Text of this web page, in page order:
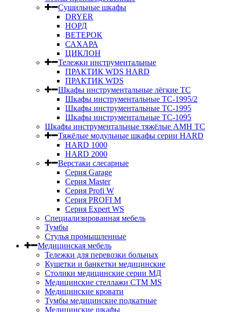
Сушильные шкафы
DRYER
НОРД
ВЕТЕРОК
САХАРА
ЦИКЛОН
Тележки инструментальные
ПРАКТИК WDS HARD
ПРАКТИК WDS
Шкафы инструментальные лёгкие ТС
Шкафы инструментальные ТС-1995/2
Шкафы инструментальные TC-1995
Шкафы инструментальные TC-1095
Шкафы инструментальные тяжёлые AMH TC
Тяжёлые модульные шкафы серии HARD
HARD 1000
HARD 2000
Верстаки слесарные
Серия Garage
Серия Master
Серия Profi W
Серия PROFI M
Серия Expert WS
Специализированная мебель
Тумбы
Стулья промышленные
Медицинская мебель
Тележки для перевозки больных
Кушетки и банкетки медицинские
Столики медицинские серии МД
Медицинские стеллажи СТМ MS
Медицинские кровати
Тумбы медицинские подкатные
Медицинские шкафы